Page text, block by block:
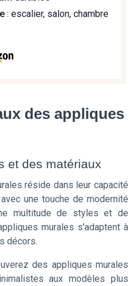
: escalier, salon, chambre
des appliques
et des matériaux
réside dans leur capacité
une touche de modernité
multitude de styles et de
murales s'adaptent à
décors.
des appliques murales
aux modèles plus